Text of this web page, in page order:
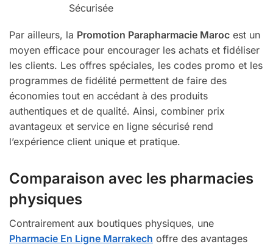
Par ailleurs, la Promotion Parapharmacie Maroc est un
moyen efficace pour encourager les achats et fidéliser
les clients. Les offres spéciales, les codes promo et les
programmes de fidélité permettent de faire des
économies tout en accédant à des produits
authentiques et de qualité. Ainsi, combiner prix
avantageux et service en ligne sécurisé rend
l’expérience client unique et pratique.
Comparaison avec les pharmacies
physiques
Contrairement aux boutiques physiques, une
Pharmacie En Ligne Marrakech offre des avantages